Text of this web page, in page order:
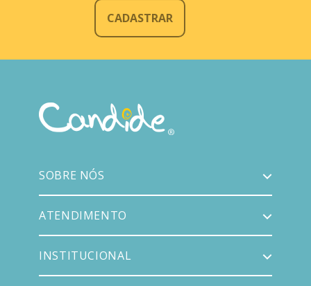
CADASTRAR
SOBRE NÓS
ATENDIMENTO
INSTITUCIONAL